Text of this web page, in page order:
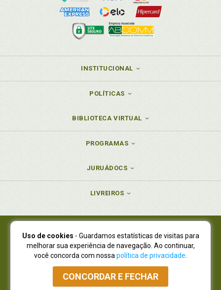
INSTITUCIONAL
POLÍTICAS
BIBLIOTECA VIRTUAL
PROGRAMAS
JURUÁDOCS
LIVREIROS
Juruá Editora Ltda., CNPJ 77.535.508/0001-19
Juruá Informática Ltda., CNPJ 01.701.561/0001-80
NOVO ENDEREÇO:R. Flávio Dallegrave, 7665, São Lourenço |
Curitiba - Paraná - CEP 82210-310
Atendimento: (41) 4009-3900|Vendas Atacado: (41) 4009-3939
Atendimento via Whatsapp
Uso de cookies - Guardamos estatísticas de visitas para
melhorar sua experiência de navegação. Ao continuar,
você concorda com nossa política de privacidade
CONCORDAR E FECHAR